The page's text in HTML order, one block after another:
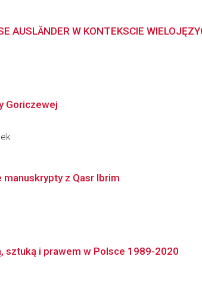
AUSLÄNDER W KONTEKSCIE
Goriczewej
z Qasr Ibrim
sztuką i prawem w Polsce 1989-2020